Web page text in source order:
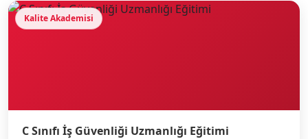
Kalite Akademisi
C Sınıfı İş Güvenliği Uzmanlığı Eğitimi